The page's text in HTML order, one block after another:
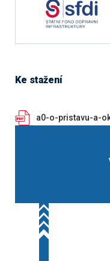
Ke stažení
a0-o-pristavu-a-